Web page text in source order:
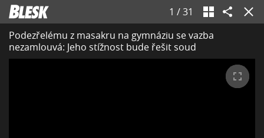
1 /31
Podezřelému z masakru na gymnáziu se vazba
nezamlouvá: Jeho stížnost bude řešit soud